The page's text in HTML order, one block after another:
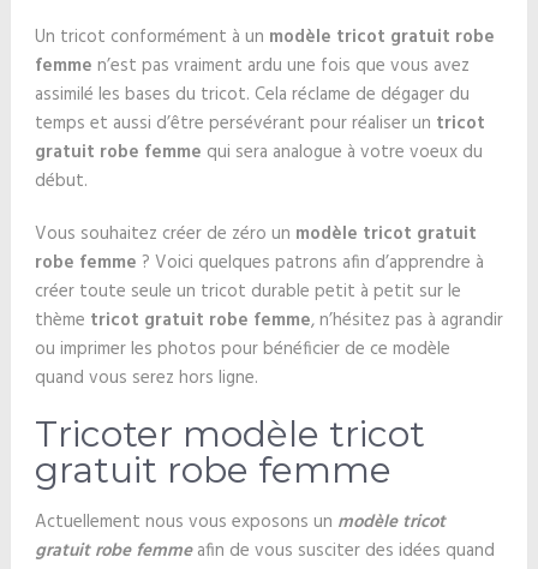
Un tricot conformément à un modèle tricot gratuit robe
femme n’est pas vraiment ardu une fois que vous avez
assimilé les bases du tricot. Cela réclame de dégager du
temps et aussi d’être persévérant pour réaliser un tricot
gratuit robe femme qui sera analogue à votre voeux du
début.
Vous souhaitez créer de zéro un modèle tricot gratuit
robe femme ? Voici quelques patrons afin d’apprendre à
créer toute seule un tricot durable petit à petit sur le
thème tricot gratuit robe femme, n’hésitez pas à agrandir
ou imprimer les photos pour bénéficier de ce modèle
quand vous serez hors ligne.
Tricoter modèle tricot
gratuit robe femme
Actuellement nous vous exposons un modèle tricot
gratuit robe femmeafin de vous susciter des idées quand